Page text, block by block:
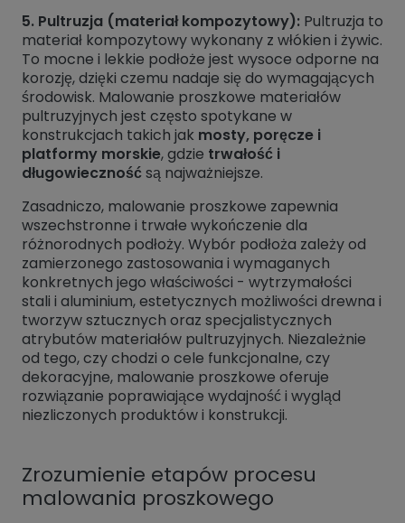
5. Pultruzja (materiał kompozytowy): Pultruzja to
materiał kompozytowy wykonany z włókien i żywic.
To mocne i lekkie podłoże jest wysoce odporne na
korozję, dzięki czemu nadaje się do wymagających
środowisk. Malowanie proszkowe materiałów
pultruzyjnych jest często spotykane w
konstrukcjach takich jak mosty, poręcze i
platformy morskie, gdzie trwałość i
długowiecznośćsą najważniejsze.
Zasadniczo, malowanie proszkowe zapewnia
wszechstronne i trwałe wykończenie dla
różnorodnych podłoży. Wybór podłoża zależy od
zamierzonego zastosowania i wymaganych
konkretnych jego właściwości - wytrzymałości
stali i aluminium, estetycznych możliwości drewna i
tworzyw sztucznych oraz specjalistycznych
atrybutów materiałów pultruzyjnych. Niezależnie
od tego, czy chodzi o cele funkcjonalne, czy
dekoracyjne, malowanie proszkowe oferuje
rozwiązanie poprawiające wydajność i wygląd
niezliczonych produktów i konstrukcji.
Zrozumienie etapów procesu
malowania proszkowego